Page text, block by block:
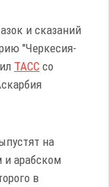
и сказаний
"Черкесия-
ТАСС со
на
и арабском
в